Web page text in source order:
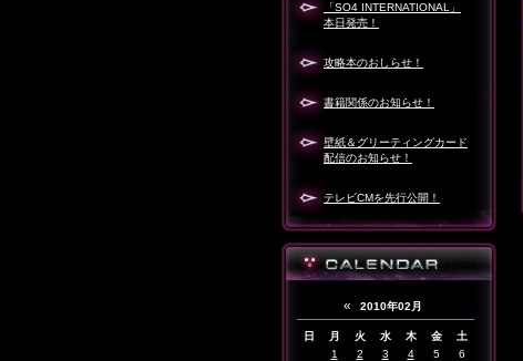
「SO4 INTERNATIONAL」
本日発売！
攻略本のおしらせ！
書籍関係のお知らせ！
壁紙＆グリーティングカード
配信のお知らせ！
テレビCMを先行公開！
« 2010年02月
日 月 火 水 木 金
土
1
2 3 4 5
6